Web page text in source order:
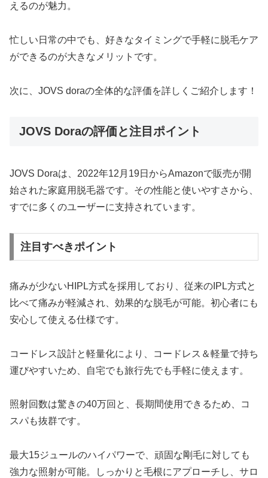
えるのが魅力。
忙しい日常の中でも、好きなタイミングで手軽に脱毛ケア
ができるのが大きなメリットです。
次に、JOVS doraの全体的な評価を詳しくご紹介します！
JOVS Doraの評価と注目ポイント
JOVS Doraは、2022年12月19日からAmazonで販売が開
始された家庭用脱毛器です。その性能と使いやすさから、
すでに多くのユーザーに支持されています。
注目すべきポイント
痛みが少ないHIPL方式を採用しており、従来のIPL方式と
比べて痛みが軽減され、効果的な脱毛が可能。初心者にも
安心して使える仕様です。
コードレス設計と軽量化により、コードレス＆軽量で持ち
運びやすいため、自宅でも旅行先でも手軽に使えます。
照射回数は驚きの40万回と、長期間使用できるため、コ
スパも抜群です。
最大15ジュールのハイパワーで、頑固な剛毛に対しても
強力な照射が可能。しっかりと毛根にアプローチし、サロ